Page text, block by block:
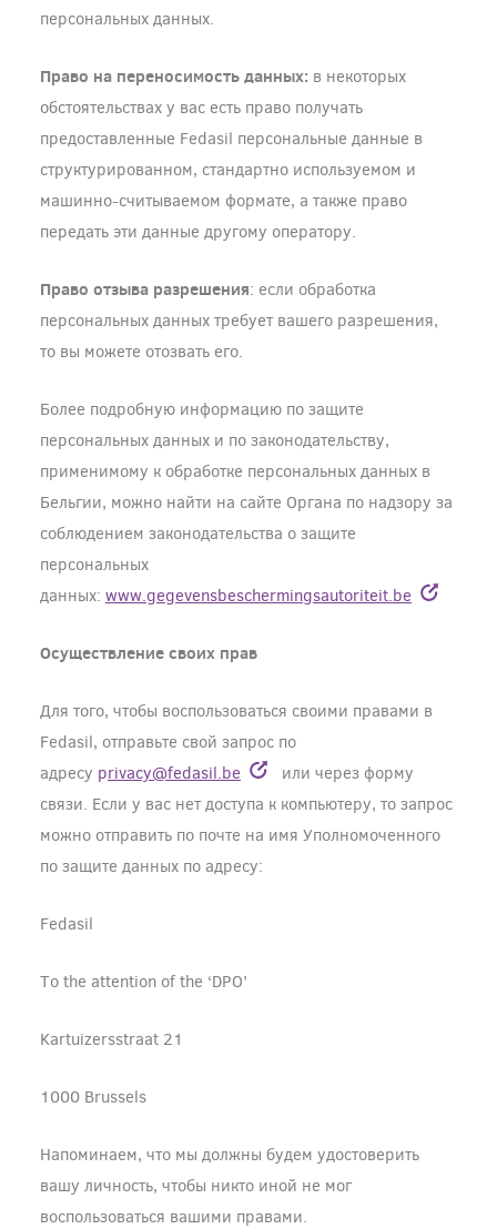
персональных данных.
Право на переносимость данных: в некоторых
обстоятельствах у вас есть право получать
предоставленные Fedasil персональные данные в
структурированном, стандартно используемом и
машинно-считываемом формате, а также право
передать эти данные другому оператору.
Право отзыва разрешения: если обработка
персональных данных требует вашего разрешения,
то вы можете отозвать его.
Более подробную информацию по защите
персональных данных и по законодательству,
применимому к обработке персональных данных в
Бельгии, можно найти на сайте Органа по надзору за
соблюдением законодательства о защите
персональных
данных: www.gegevensbeschermingsautoriteit.be
Осуществление своих прав
Для того, чтобы воспользоваться своими правами в
Fedasil, отправьте свой запрос по
адресу privacy@fedasil.be
или через форму
связи. Если у вас нет доступа к компьютеру, то запрос
можно отправить по почте на имя Уполномоченного
по защите данных по адресу:
Fedasil
To the attention of the ‘DPO’
Kartuizersstraat 21
1000 Brussels
Напоминаем, что мы должны будем удостоверить
вашу личность, чтобы никто иной не мог
воспользоваться вашими правами.